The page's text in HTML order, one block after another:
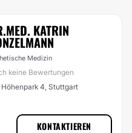
KATRIN
Medizin
keine Bewertungen
Höhenpark 4, Stuttgart
KONTAKTIEREN